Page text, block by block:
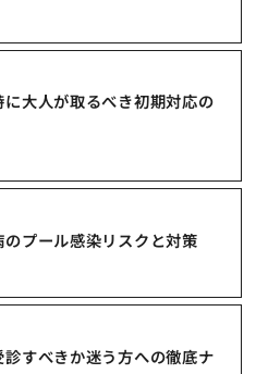
大人が取るべき初期対応の
プール感染リスクと対策
すべきか迷う方への徹底ナ